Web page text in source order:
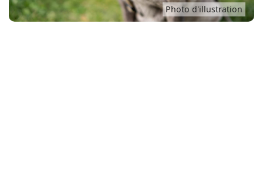
Photo d'illustration